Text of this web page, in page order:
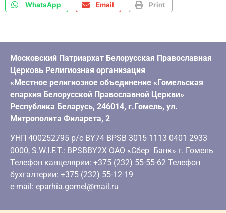
WhatsApp Email Print
Московский Патриархат Белорусская Православная
Церковь Религиозная организация
«Местное религиозное объединение «Гомельская
епархия Белорусской Православной Церкви»
Республика Беларусь, 246014, г.Гомель, ул.
Митрополита Филарета, 2
УНП 400252795 р/с BY74 BPSB 3015 1113 0401 2933
0000, S.W.I.F.T.: BPSBBY2X ОАО «Сбер Банк» г. Гомель
Телефон канцелярии: +375 (232) 55-55-62 Телефон
бухгалтерии: +375 (232) 55-12-19
e-mail: eparhia.gomel@mail.ru